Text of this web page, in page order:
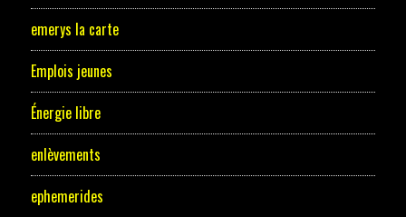
emerys la carte
Emplois jeunes
Énergie libre
enlèvements
ephemerides